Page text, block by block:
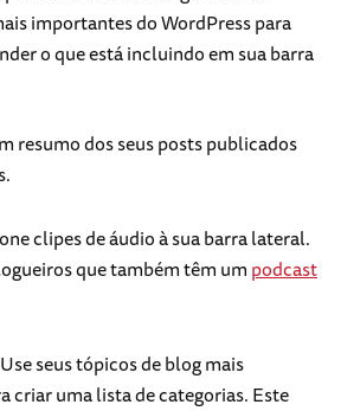
importantes do WordPress para
o que está incluindo em sua barra
resumo dos seus posts publicados
clipes de áudio à sua barra lateral.
que também têm umpodcast
seus tópicos de blog mais
criar uma lista de categorias. Este